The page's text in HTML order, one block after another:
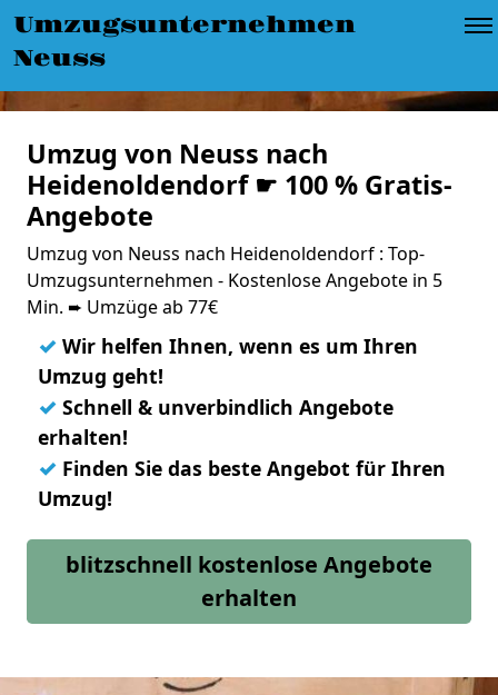
Umzugsunternehmen
Neuss
Umzug von Neuss nach
Heidenoldendorf ☛ 100 % Gratis-
Angebote
Umzug von Neuss nach Heidenoldendorf : Top-
Umzugsunternehmen - Kostenlose Angebote in 5
Min. ➨ Umzüge ab 77€
✓ Wir helfen Ihnen, wenn es um Ihren
Umzug geht!
✓ Schnell & unverbindlich Angebote
erhalten!
✓ Finden Sie das beste Angebot für Ihren
Umzug!
blitzschnell kostenlose Angebote
erhalten